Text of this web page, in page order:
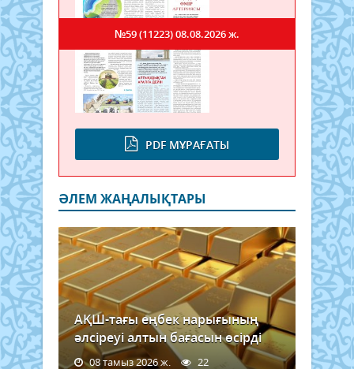
PDF МҰРАҒАТЫ
№59 (11223)08.08.2026 ж.
ӘЛЕМ ЖАҢАЛЫҚТАРЫ
АҚШ-тағы еңбек нарығының
әлсіреуі алтын бағасын өсірді
08 тамыз 2026 ж. 22